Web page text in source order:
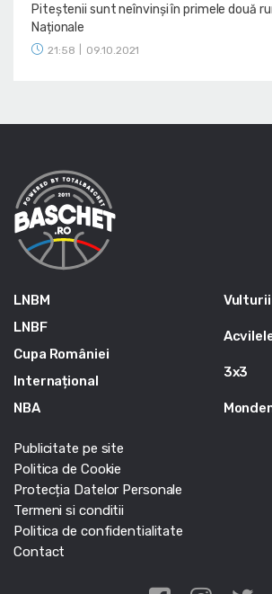
Piteștenii sunt neînvinși în primele două
Naționale
21:58 09.10.2021
LNBM
LNBF
Cupa României
Internațional
NBA
Vulturii
3x3
Publicitate pe site
Politica de Cookie
Protecția Datelor Personale
Termeni si conditii
Politica de confidentialitate
Contact